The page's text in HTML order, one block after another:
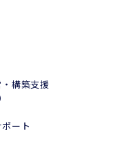
構築支援
ート